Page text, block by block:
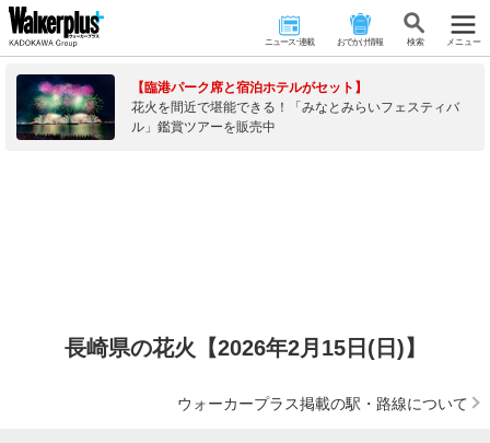
ニュース･連載 おでかけ情報 検 索 メニュー
【臨港パーク席と宿泊ホテルがセット】
花火を間近で堪能できる！「みなとみらいフェスティバ
ル」鑑賞ツアーを販売中
長崎県の花火【2026年2月15日(日)】
ウォーカープラス掲載の駅・路線について